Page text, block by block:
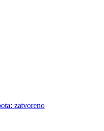
zatvoreno